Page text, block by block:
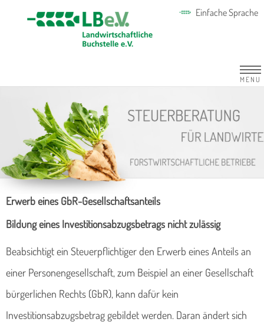
Einfache Sprache
MENU
Erwerb eines GbR-Gesellschaftsanteils
Bildung eines Investitionsabzugsbetrags nicht zulässig
Beabsichtigt ein Steuerpflichtiger den Erwerb eines Anteils an
einer Personengesellschaft, zum Beispiel an einer Gesellschaft
bürgerlichen Rechts (GbR), kann dafür kein
Investitionsabzugsbetrag gebildet werden. Daran ändert sich